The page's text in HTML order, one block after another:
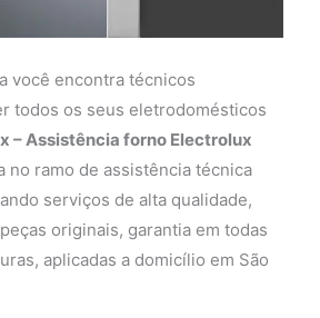
você encontra técnicos
todos os seus eletrodomésticos
– Assistência forno Electrolux
no ramo de assistência técnica
serviços de alta qualidade,
originais, garantia em todas
aplicadas a domicílio em São